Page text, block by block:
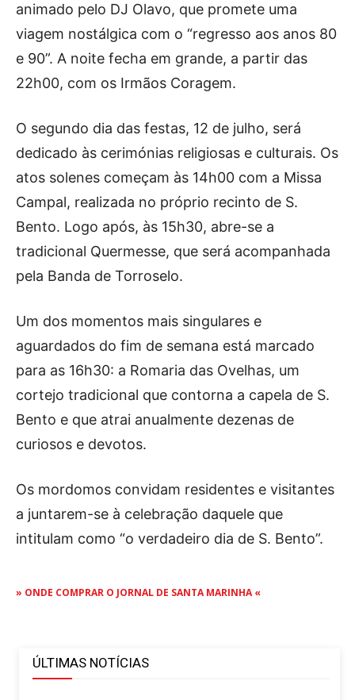
animado pelo DJ Olavo, que promete uma
viagem nostálgica com o “regresso aos anos 80
e 90”. A noite fecha em grande, a partir das
22h00, com os Irmãos Coragem.
O segundo dia das festas, 12 de julho, será
dedicado às cerimónias religiosas e culturais. Os
atos solenes começam às 14h00 com a Missa
Campal, realizada no próprio recinto de S.
Bento. Logo após, às 15h30, abre-se a
tradicional Quermesse, que será acompanhada
pela Banda de Torroselo.
Um dos momentos mais singulares e
aguardados do fim de semana está marcado
para as 16h30: a Romaria das Ovelhas, um
cortejo tradicional que contorna a capela de S.
Bento e que atrai anualmente dezenas de
curiosos e devotos.
Os mordomos convidam residentes e visitantes
a juntarem-se à celebração daquele que
intitulam como “o verdadeiro dia de S. Bento”.
» ONDE COMPRAR O JORNAL DE SANTA MARINHA «
ÚLTIMAS NOTÍCIAS